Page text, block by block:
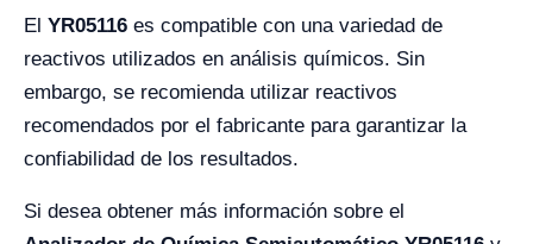
El YR05116 es compatible con una variedad de
reactivos utilizados en análisis químicos. Sin
embargo, se recomienda utilizar reactivos
recomendados por el fabricante para garantizar la
confiabilidad de los resultados.
Si desea obtener más información sobre el